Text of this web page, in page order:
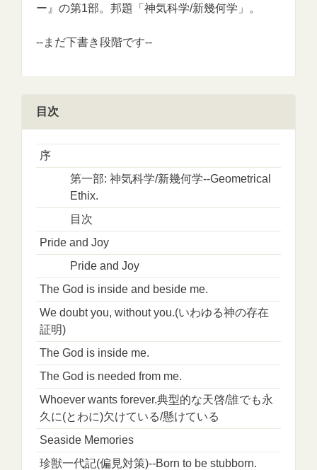
ー』の第1部。邦題「神気科学/新幾何学」。
--まだ下書き段階です--
目次
序
第一部: 神気科学/新幾何学--Geometrical
Ethix.
目次
Pride and Joy
Pride and Joy
The God is inside and beside me.
We doubt you, without you.(いわゆる神の存在
証明)
The God is inside me.
The God is needed from me.
Whoever wants forever.典型的な天啓/誰でも永
久に(とわに)欠けている/懸けている
Seaside Memories
珍獣一代記(偏見対策)--Born to be stubborn.